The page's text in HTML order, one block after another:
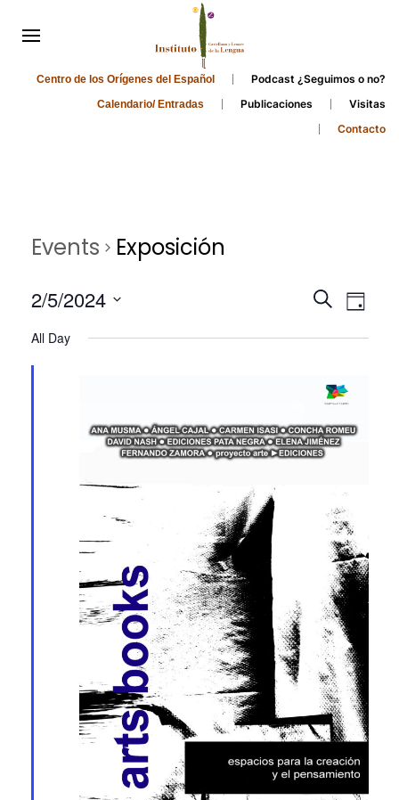
Centro de los Orígenes del Español Podcast ¿Seguimos o no?
Calendario/ Entradas Publicaciones
Visitas
Contacto
Events Exposición
Events
and
Search
Day
2/5/2024
date.
All Day